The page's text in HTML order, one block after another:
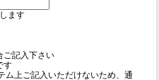
ます
ご記入下さい
す
上ご記入いただけないため、通